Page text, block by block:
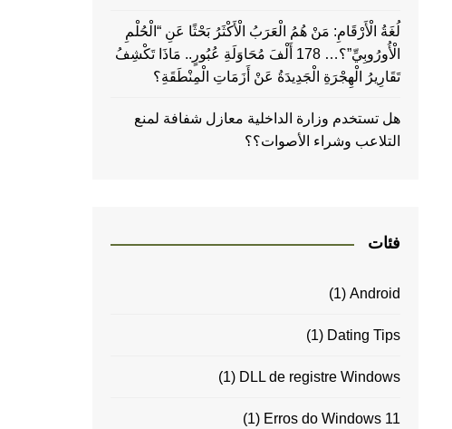
لُغَةُ الْأَرْقَامِ: مَنْ هُمُ الْعَرَبُ الْأَكْثَرُ بَحْثًا عَنِ “الْحُلْمِ
الْأُورُوبِيِّ”؟… 178 أَلْفَ مُحَاوَلَةِ عُبُورٍ.. مَاذَا تَكْشِفُ
تَقَارِيرُ الْهِجْرَةِ الْجَدِيدَةُ عَنْ أَزَمَاتِ الْمِنْطَقَةِ؟
هل تستخدم وزارة الداخلية معازل شفافة لمنع
التلاعب وشراء الأصوات؟؟
فئات
Android
(1)
Dating Tips
(1)
DLL de registre Windows
(1)
Erros do Windows 11
(1)